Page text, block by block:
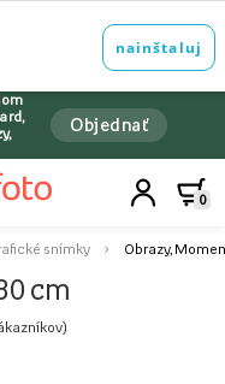
Objednať
0
snímky Obrazy,
cm
)